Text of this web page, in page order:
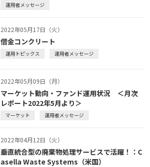
運用者メッセージ
2022年05月17日（火）
借金コンクリート
運用トピックス 運用者メッセージ
2022年05月09日（月）
マーケット動向・ファンド運用状況 ＜月次
レポート2022年5月より＞
マーケット 運用者メッセージ
2022年04月12日（火）
垂直統合型の廃棄物処理サービスで活躍！：C
asella Waste Systems（米国）